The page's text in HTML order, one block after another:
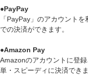
●PayPay
「PayPay」のアカウント
での決済ができます。
●Amazon Pay
Amazonのアカウントに登
単・スピーディに決済できま